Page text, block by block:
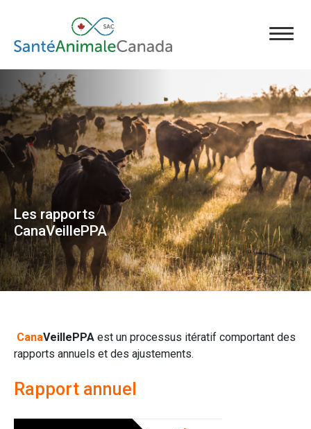
Les rapports
CanaVeillePPA
CanaVeillePPA est un processus itératif comportant des
rapports annuels et des ajustements.
Rapport annuel